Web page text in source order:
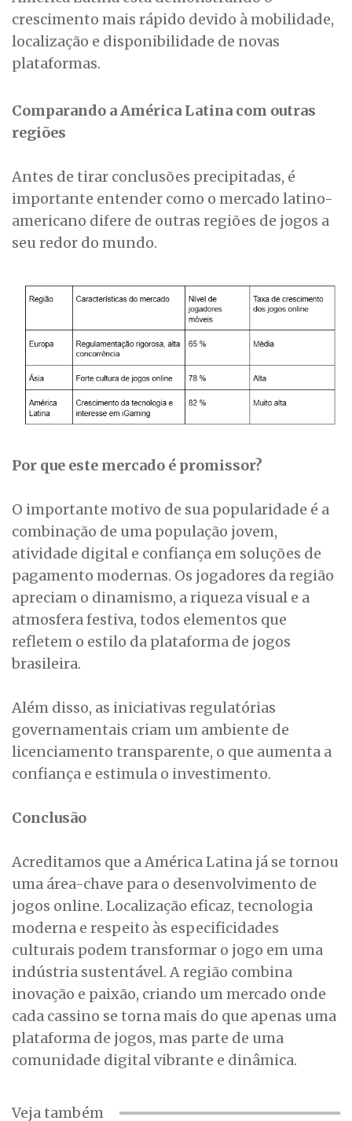
crescimento mais rápido devido à mobilidade,
localização e disponibilidade de novas
plataformas.
Comparando a América Latina com outras
regiões
Antes de tirar conclusões precipitadas, é
importante entender como o mercado latino-
americano difere de outras regiões de jogos a
seu redor do mundo.
Por que este mercado é promissor?
O importante motivo de sua popularidade é a
combinação de uma população jovem,
atividade digital e confiança em soluções de
pagamento modernas. Os jogadores da região
apreciam o dinamismo, a riqueza visual e a
atmosfera festiva, todos elementos que
refletem o estilo da plataforma de jogos
brasileira.
Além disso, as iniciativas regulatórias
governamentais criam um ambiente de
licenciamento transparente, o que aumenta a
confiança e estimula o investimento.
Conclusão
Acreditamos que a América Latina já se tornou
uma área-chave para o desenvolvimento de
jogos online. Localização eficaz, tecnologia
moderna e respeito às especificidades
culturais podem transformar o jogo em uma
indústria sustentável. A região combina
inovação e paixão, criando um mercado onde
cada cassino se torna mais do que apenas uma
plataforma de jogos, mas parte de uma
comunidade digital vibrante e dinâmica.
Veja também